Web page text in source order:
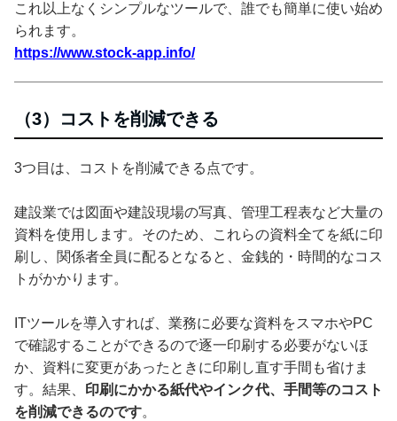
これ以上なくシンプルなツールで、誰でも簡単に使い始め
られます。
https://www.stock-app.info/
（3）コストを削減できる
3つ目は、コストを削減できる点です。
建設業では図面や建設現場の写真、管理工程表など大量の
資料を使用します。そのため、これらの資料全てを紙に印
刷し、関係者全員に配るとなると、金銭的・時間的なコス
トがかかります。
ITツールを導入すれば、業務に必要な資料をスマホやPC
で確認することができるので逐一印刷する必要がないほ
か、資料に変更があったときに印刷し直す手間も省けま
す。結果、 印刷にかかる紙代やインク代、手間等のコスト
を削減できるのです。